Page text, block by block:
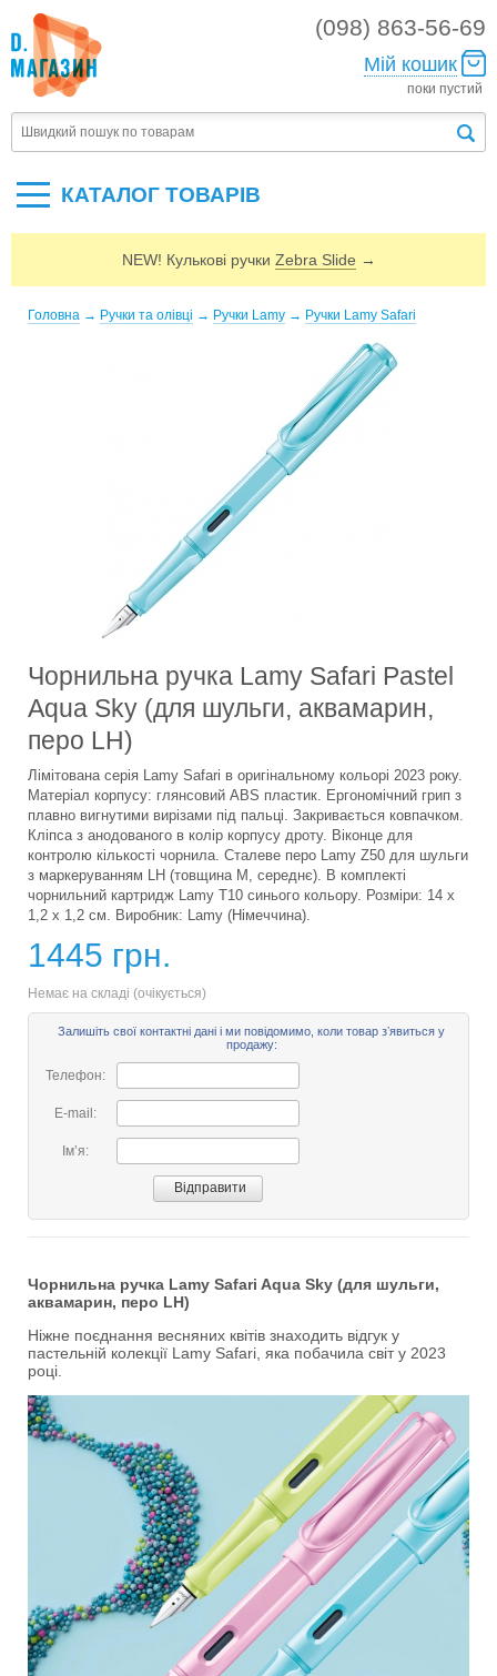
(098) 863-56-69
Мій кошик
поки пустий
КАТАЛОГ ТОВАРIВ
NEW! Кулькові ручки Zebra Slide →
Головна → Ручки та олівці → Ручки Lamy → Ручки Lamy Safari
Чорнильна ручка Lamy Safari Pastel
Aqua Sky (для шульги, аквамарин,
перо LH)
Лімітована серія Lamy Safari в оригінальному кольорі 2023 року.
Матеріал корпусу: глянсовий ABS пластик. Ергономічний грип з
плавно вигнутими вирізами під пальці. Закривається ковпачком.
Кліпса з анодованого в колір корпусу дроту. Віконце для
контролю кількості чорнила. Сталеве перо Lamy Z50 для шульги
з маркеруванням LH (товщина М, середнє). В комплекті
чорнильний картридж Lamy Т10 синього кольору. Розміри: 14 х
1,2 х 1,2 см. Виробник: Lamy (Німеччина).
1445 грн.
Немає на складі (очікується)
Залишіть свої контактні дані і ми повідомимо, коли товар зʼявиться у
продажу:
Телефон:
E-mail:
Імʼя:
Чорнильна ручка Lamy Safari Aqua Sky (для шульги,
аквамарин, перо LH)
Ніжне поєднання весняних квітів знаходить відгук у
пастельній колекції Lamy Safari, яка побачила світ у 2023
році.